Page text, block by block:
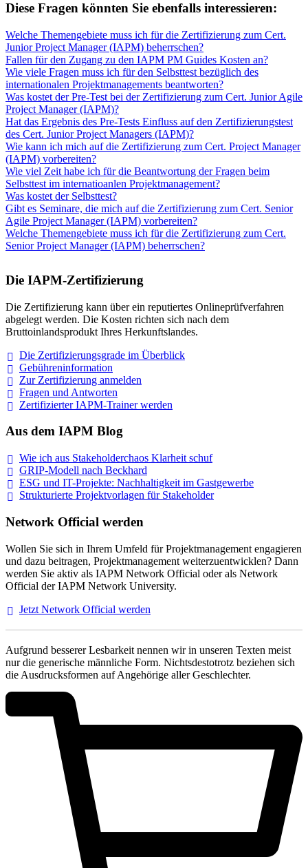
Diese Fragen könnten Sie ebenfalls interessieren:
Welche Themengebiete muss ich für die Zertifizierung zum Cert.
Junior Project Manager (IAPM) beherrschen?
Fallen für den Zugang zu den IAPM PM Guides Kosten an?
Wie viele Fragen muss ich für den Selbsttest bezüglich des
internationalen Projektmanagements beantworten?
Was kostet der Pre-Test bei der Zertifizierung zum Cert. Junior Agile
Project Manager (IAPM)?
Hat das Ergebnis des Pre-Tests Einfluss auf den Zertifizierungstest
des Cert. Junior Project Managers (IAPM)?
Wie kann ich mich auf die Zertifizierung zum Cert. Project Manager
(IAPM) vorbereiten?
Wie viel Zeit habe ich für die Beantwortung der Fragen beim
Selbsttest im internatioanlen Projektmanagement?
Was kostet der Selbsttest?
Gibt es Seminare, die mich auf die Zertifizierung zum Cert. Senior
Agile Project Manager (IAPM) vorbereiten?
Welche Themengebiete muss ich für die Zertifizierung zum Cert.
Senior Project Manager (IAPM) beherrschen?
Die IAPM-Zertifizierung
Die Zertifizierung kann über ein reputiertes Onlineprüfverfahren
abgelegt werden. Die Kosten richten sich nach dem
Bruttoinlandsprodukt Ihres Herkunftslandes.
Die Zertifizierungsgrade im Überblick
Gebühreninformation
Zur Zertifizierung anmelden
Fragen und Antworten
Zertifizierter IAPM-Trainerwerden
Aus dem IAPM Blog
Wie ich aus Stakeholderchaos Klarheit schuf
GRIP-Modell nach Beckhard
ESG und IT-Projekte: Nachhaltigkeit im Gastgewerbe
Strukturierte Projektvorlagen für Stakeholder
Network Official werden
Wollen Sie sich in Ihrem Umfeld für Projektmanagement engagieren
und dazu beitragen, Projektmanagement weiterzuentwicklen? Dann
werden Sie aktiv als IAPM Network Official oder als Network
Official der IAPM Network University.
Jetzt Network Official werden
Aufgrund besserer Lesbarkeit nennen wir in unseren Texten meist
nur die generische männliche Form. Nichtsdestotrotz beziehen sich
die Ausdrucksformen auf Angehörige aller Geschlechter.